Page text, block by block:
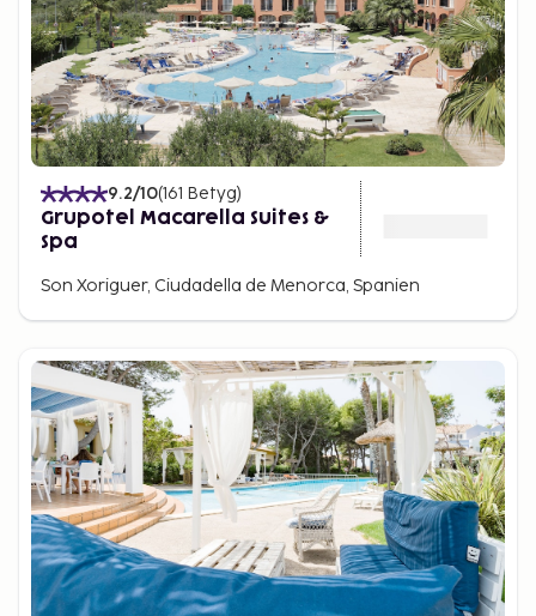
9.2/10(161 Betyg)
Grupotel Macarella Suites &
Spa
Son Xoriguer, Ciudadella de Menorca, Spanien